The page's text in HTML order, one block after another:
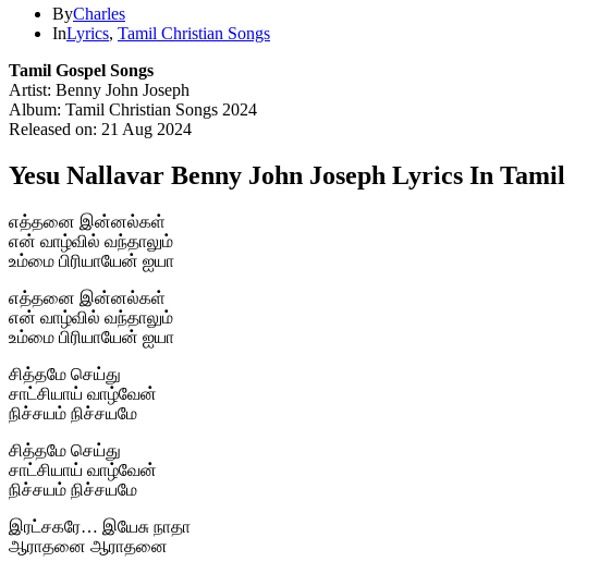
ByCharles
InLyrics, Tamil Christian Songs
Tamil Gospel Songs
Artist: Benny John Joseph
Album: Tamil Christian Songs 2024
Released on: 21 Aug 2024
Yesu Nallavar Benny John Joseph Lyrics In Tamil
எத்தனை இன்னல்கள்
என் வாழ்வில் வந்தாலும்
உம்மை பிரியாயேன் ஐயா
எத்தனை இன்னல்கள்
என் வாழ்வில் வந்தாலும்
உம்மை பிரியாயேன் ஐயா
சித்தமே செய்து
சாட்சியாய் வாழ்வேன்
நிச்சயம் நிச்சயமே
சித்தமே செய்து
சாட்சியாய் வாழ்வேன்
நிச்சயம் நிச்சயமே
இரட்சகரே… இயேசு நாதா
ஆராதனை ஆராதனை